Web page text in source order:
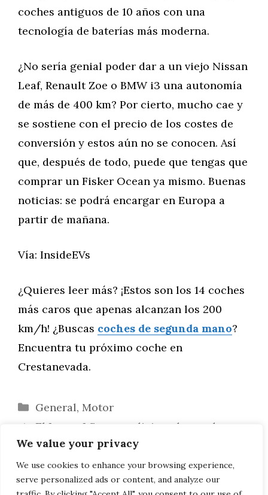
We value your privacy
We use cookies to enhance your browsing experience,
serve personalized ads or content, and analyze our
coches antiguos de 10 años con una
tecnología de baterías más moderna.
¿No sería genial poder dar a un viejo Nissan
Leaf, Renault Zoe o BMW i3 una autonomía
de más de 400 km? Por cierto, mucho cae y
se sostiene con el precio de los costes de
conversión y estos aún no se conocen. Así
que, después de todo, puede que tengas que
comprar un Fisker Ocean ya mismo. Buenas
noticias: se podrá encargar en Europa a
partir de mañana.
Vía: InsideEVs
¿Quieres leer más? ¡Estos son los 14 coches
más caros que apenas alcanzan los 200
km/h! ¿Buscas coches de segunda mano?
Encuentra tu próximo coche en
Crestanevada.
Categorías
General, Motor
El Lexus LS reacondicionado puede
tomárselo con calma durante un tiempo
¡Sí! Ian Callum diseña el V12 Vanquish
Shooting Brake